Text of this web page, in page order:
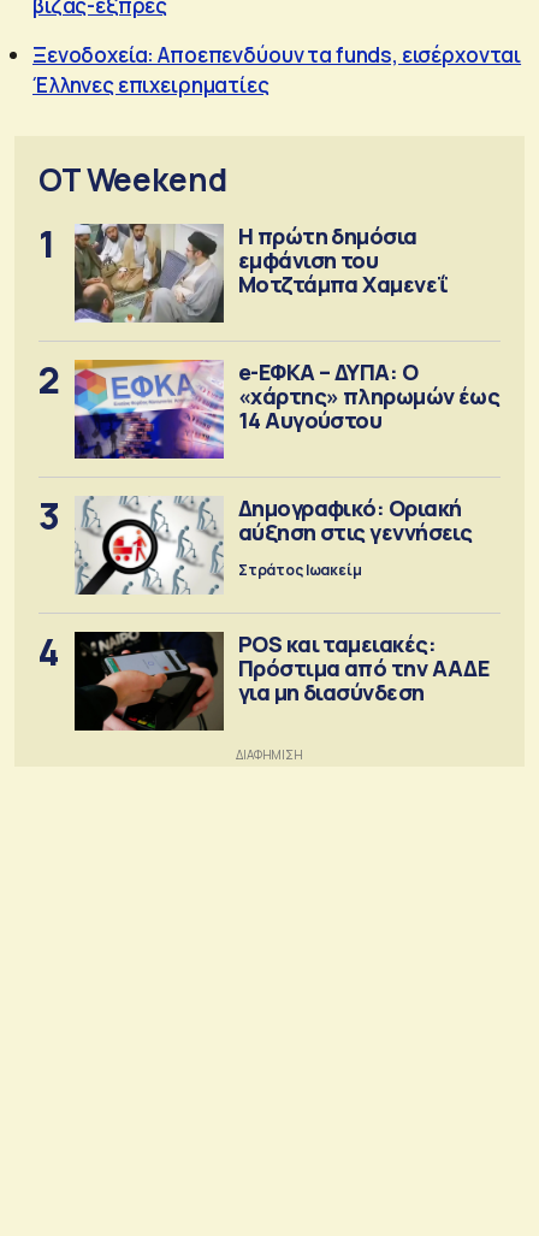
Ξενοδοχεία: Αποεπενδύουν τα funds, εισέρχονται
Έλληνες επιχειρηματίες
OT Weekend
1
Η πρώτη δημόσια
εμφάνιση του
Μοτζτάμπα Χαμενεΐ
2
e-ΕΦΚΑ – ΔΥΠΑ: Ο
«χάρτης» πληρωμών έως
14 Αυγούστου
3
Δημογραφικό: Οριακή
αύξηση στις γεννήσεις
Στράτος Ιωακείμ
4
POS και ταμειακές:
Πρόστιμα από την ΑΑΔΕ
για μη διασύνδεση